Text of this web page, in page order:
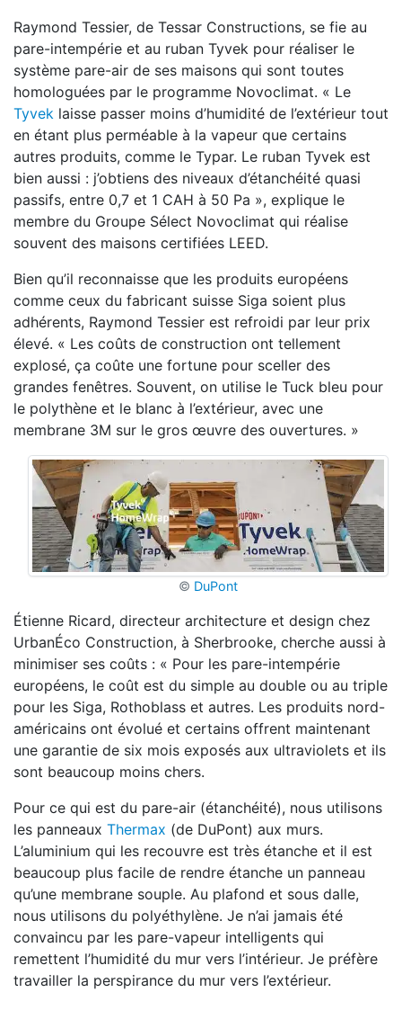
Raymond Tessier, de Tessar Constructions, se fie au
pare-intempérie et au ruban Tyvek pour réaliser le
système pare-air de ses maisons qui sont toutes
homologuées par le programme Novoclimat. « Le
Tyvek laisse passer moins d’humidité de l’extérieur tout
en étant plus perméable à la vapeur que certains
autres produits, comme le Typar. Le ruban Tyvek est
bien aussi : j’obtiens des niveaux d’étanchéité quasi
passifs, entre 0,7 et 1 CAH à 50 Pa », explique le
membre du Groupe Sélect Novoclimat qui réalise
souvent des maisons certifiées LEED.
Bien qu’il reconnaisse que les produits européens
comme ceux du fabricant suisse Siga soient plus
adhérents, Raymond Tessier est refroidi par leur prix
élevé. « Les coûts de construction ont tellement
explosé, ça coûte une fortune pour sceller des
grandes fenêtres. Souvent, on utilise le Tuck bleu pour
le polythène et le blanc à l’extérieur, avec une
membrane 3M sur le gros œuvre des ouvertures. »
© DuPont
Étienne Ricard, directeur architecture et design chez
UrbanÉco Construction, à Sherbrooke, cherche aussi à
minimiser ses coûts : « Pour les pare-intempérie
européens, le coût est du simple au double ou au triple
pour les Siga, Rothoblass et autres. Les produits nord-
américains ont évolué et certains offrent maintenant
une garantie de six mois exposés aux ultraviolets et ils
sont beaucoup moins chers.
Pour ce qui est du pare-air (étanchéité), nous utilisons
les panneaux Thermax (de DuPont) aux murs.
L’aluminium qui les recouvre est très étanche et il est
beaucoup plus facile de rendre étanche un panneau
qu’une membrane souple. Au plafond et sous dalle,
nous utilisons du polyéthylène. Je n’ai jamais été
convaincu par les pare-vapeur intelligents qui
remettent l’humidité du mur vers l’intérieur. Je préfère
travailler la perspirance du mur vers l’extérieur.